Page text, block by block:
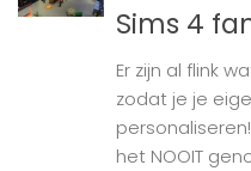
Sims 4
Er zijn al flink
zodat je je
het NOOIT